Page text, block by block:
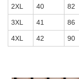
2XL 40 82
3XL 41 86
4XL 42 90